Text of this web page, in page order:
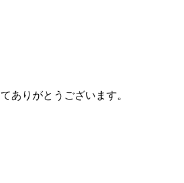
ありがとうございます。